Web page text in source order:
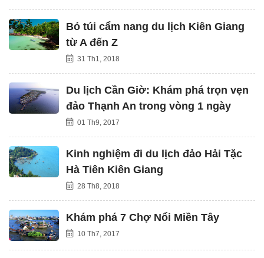
Bỏ túi cẩm nang du lịch Kiên Giang
từ A đến Z
31 Th1, 2018
Du lịch Cần Giờ: Khám phá trọn vẹn
đảo Thạnh An trong vòng 1 ngày
01 Th9, 2017
Kinh nghiệm đi du lịch đảo Hải Tặc
Hà Tiên Kiên Giang
28 Th8, 2018
Khám phá 7 Chợ Nổi Miền Tây
10 Th7, 2017